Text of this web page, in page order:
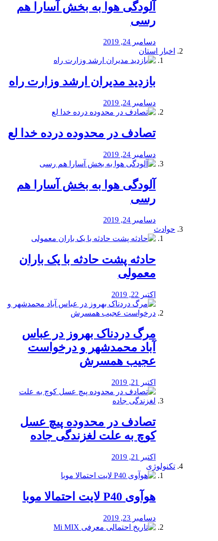
آلودگی هوا به بخش آسارا هم
رسی
دسامبر 24, 2019
اخبار استان
بازدید مدیران ارشد وزارت راه
دسامبر 24, 2019
تصادف در محدوده درده خدا لع
دسامبر 24, 2019
آلودگی هوا به بخش آسارا هم
رسی
دسامبر 24, 2019
حوادث
️حادثه پشت حادثه با یک باران
معمولی
اکتبر 22, 2019
مرگ دردناک بهروز در عباس
آباد محمدشهر و درخواست
عجیب همسرش
اکتبر 21, 2019
تصادف در محدوده پیچ عسل
کوچ به علت لغزندگی جاده
اکتبر 21, 2019
تکنولوژی
هوآوی P40 لایت احتمالا موبا
دسامبر 23, 2019